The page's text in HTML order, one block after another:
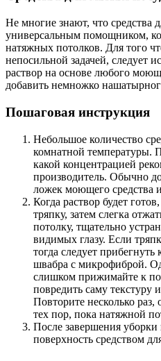
Не многие знают, что средства
универсальным помощником,
натяжных потолков. Для того
непосильной задачей, следует
раствор на основе любого
добавить немножко
Пошаговая инструкция
Небольшое количество
комнатной температуры.
какой концентрацией
производитель. Обычно
ложек моющего средства
Когда раствор будет
тряпку, затем слегка
потолку, тщательно
видимых глазу. Если
тогда следует
швабра с микрофиброй.
слишком прижимайте к
повредить саму текстуру
Повторите несколько раз,
тех пор, пока натяжной
После завершения уборки
поверхность средством